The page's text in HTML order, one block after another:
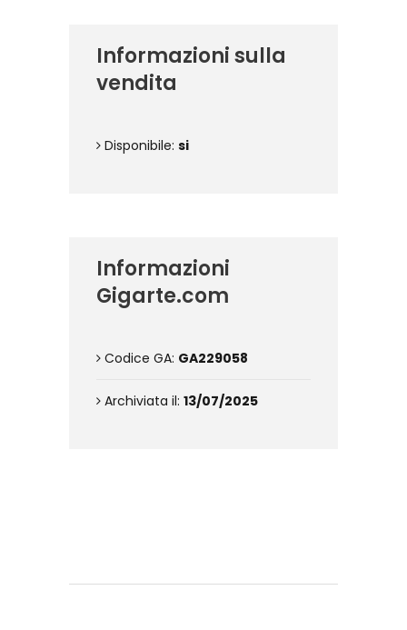
Informazioni sulla
vendita
Disponibile: si
Informazioni
Gigarte.com
Codice GA: GA229058
Archiviata il: 13/07/2025